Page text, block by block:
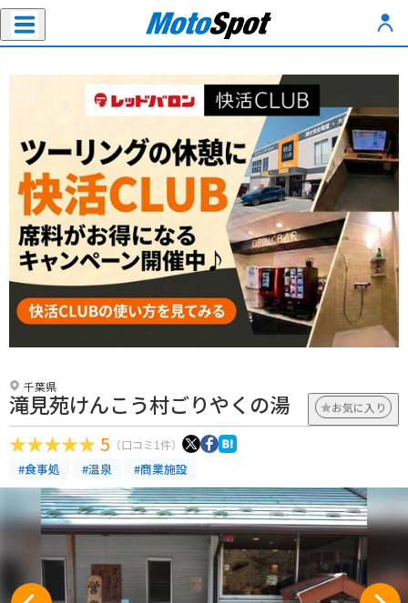
千葉県
滝見苑けんこう村ごりやくの湯 お気に入り
5 （口コミ1件）
#食事処 #温泉 #商業施設